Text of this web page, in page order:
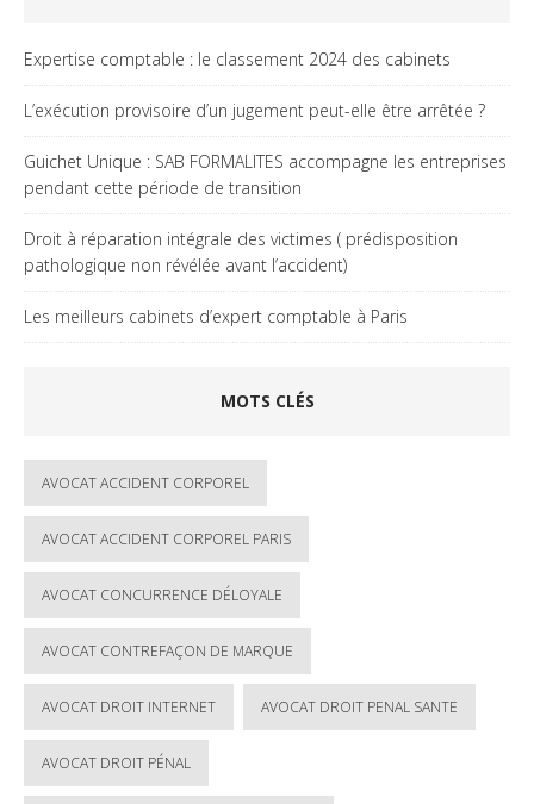
Expertise comptable : le classement 2024 des cabinets
L’exécution provisoire d’un jugement peut-elle être arrêtée ?
Guichet Unique : SAB FORMALITES accompagne les entreprises
pendant cette période de transition
Droit à réparation intégrale des victimes ( prédisposition
pathologique non révélée avant l’accident)
Les meilleurs cabinets d’expert comptable à Paris
MOTS CLÉS
AVOCAT ACCIDENT CORPOREL
AVOCAT ACCIDENT CORPOREL PARIS
AVOCAT CONCURRENCE DÉLOYALE
AVOCAT CONTREFAÇON DE MARQUE
AVOCAT DROIT INTERNET AVOCAT DROIT PENAL SANTE
AVOCAT DROIT PÉNAL